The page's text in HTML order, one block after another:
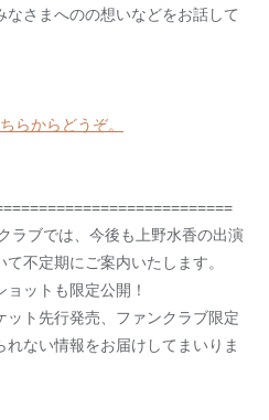
さまへのの想いなどをお話して
らからどうぞ。
ラブでは、今後も上野水香の出演
不定期にご案内いたします。
ットも限定公開！
ット先行発売、ファンクラブ限定
ない情報をお届けしてまいりま